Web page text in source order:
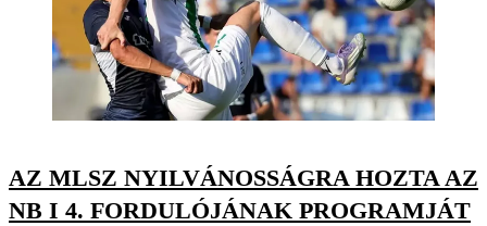
AZ MLSZ NYILVÁNOSSÁGRA HOZTA AZ
NB I 4. FORDULÓJÁNAK PROGRAMJÁT